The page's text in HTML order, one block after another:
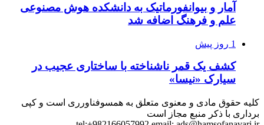
آمار و بیوانفورماتیک به دانشکده هوش مصنوعی
علم و فرهنگ اضافه شد
1 روز پیش
کشف یک قمر ناشناخته با ساختاری عجیب در
سیارک «نیسا»
کلیه حقوق مادی و معنوی متعلق به همسوفناورری است و کپی
برداری با ذکر منبع مجاز است